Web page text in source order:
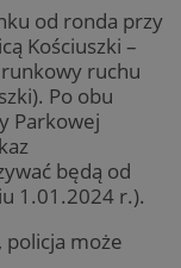
od ronda przy
Kościuszki –
ruchu
Po obu
Parkowej
będą od
1.01.2024 r.).
może